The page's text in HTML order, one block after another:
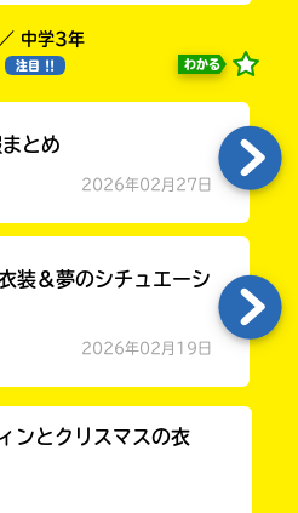
中学3年
注目 !! わかる
とめ
2026年02月27日
装＆夢のシチュエーシ
2026年02月19日
ンとクリスマスの衣